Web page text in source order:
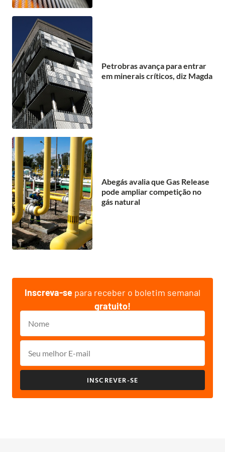
Petrobras avança para entrar
em minerais críticos, diz Magda
Abegás avalia que Gas Release
pode ampliar competição no
gás natural
Inscreva-se para receber o boletim semanal
gratuito!
INSCREVER-SE